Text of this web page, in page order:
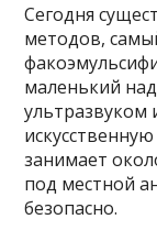
Сегодня
методов,
маленький
ультразвуком
занимает
под местной
безопасно.